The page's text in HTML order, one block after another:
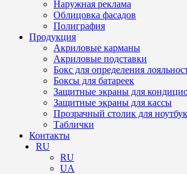
Наружная реклама
Облицовка фасадов
Полиграфия
Продукция
Акриловые карманы
Акриловые подставки
Бокс для определения
Боксы для батареек
Защитные экраны для
Защитные экраны для кассы
Прозрачный столик для
Таблички
Контакты
RU
RU
UA